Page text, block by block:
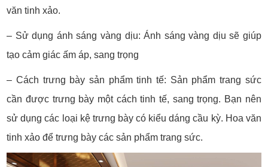
văn tinh xảo.
– Sử dụng ánh sáng vàng dịu: Ánh sáng vàng dịu sẽ giúp
tạo cảm giác ấm áp, sang trọng
– Cách trưng bày sản phẩm tinh tế: Sản phẩm trang sức
cần được trưng bày một cách tinh tế, sang trọng. Bạn nên
sử dụng các loại kệ trưng bày có kiểu dáng cầu kỳ. Hoa văn
tinh xảo để trưng bày các sản phẩm trang sức.